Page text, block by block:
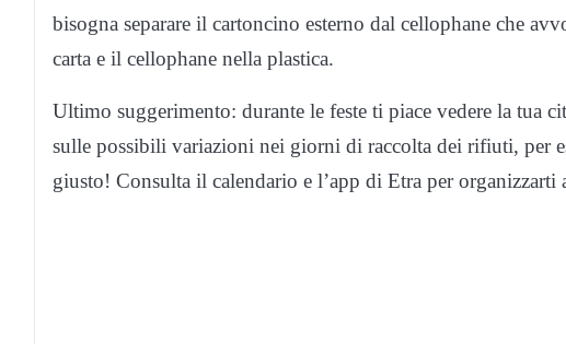
bisogna separare il cartoncino esterno dal cellophane che
carta e il cellophane nella plastica.
Ultimo suggerimento: durante le feste ti piace vedere la tua
sulle possibili variazioni nei giorni di raccolta dei rifiuti, per
giusto! Consulta il calendario e l’app di Etra per organizzarti